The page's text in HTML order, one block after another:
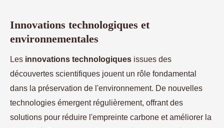
Innovations technologiques et
environnementales
Les innovations technologiques issues des
découvertes scientifiques jouent un rôle fondamental
dans la préservation de l'environnement. De nouvelles
technologies émergent régulièrement, offrant des
solutions pour réduire l'empreinte carbone et améliorer la